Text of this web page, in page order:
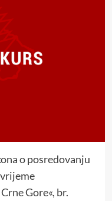
o posredovanju
Gore«, br.